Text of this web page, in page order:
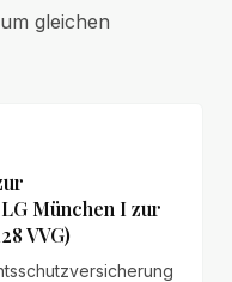
gleichen
München I zur
VVG)